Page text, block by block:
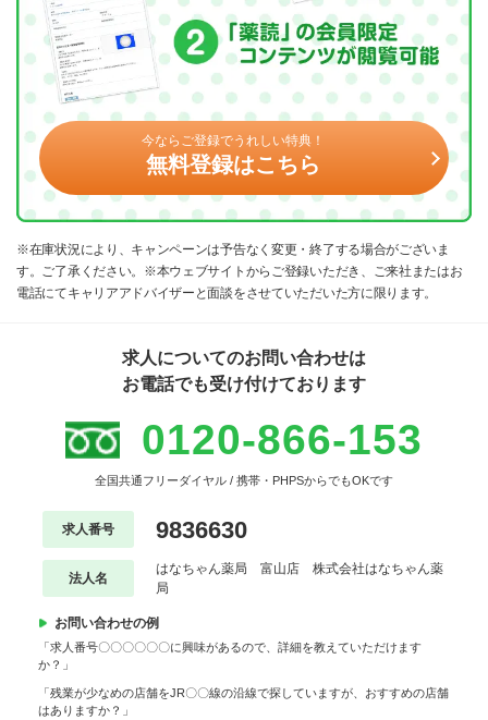
今ならご登録でうれしい特典！
無料登録はこちら
※在庫状況により、キャンペーンは予告なく変更・終了する場合がございま
す。ご了承ください。※本ウェブサイトからご登録いただき、ご来社またはお
電話にてキャリアアドバイザーと面談をさせていただいた方に限ります。
求人についてのお問い合わせは
お電話でも受け付けております
0120-866-153
全国共通フリーダイヤル / 携帯・PHPSからでもOKです
求人番号 9836630
法人名
はなちゃん薬局 富山店 株式会社はなちゃん薬
局
お問い合わせの例
「求人番号〇〇〇〇〇〇に興味があるので、詳細を教えていただけます
か？」
「残業が少なめの店舗をJR〇〇線の沿線で探していますが、おすすめの店舗
はありますか？」